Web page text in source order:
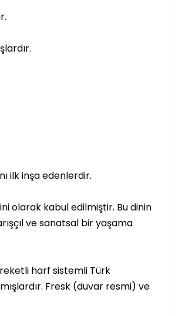
ilk inşa edenlerdir.
olarak kabul edilmiştir. Bu dinin
ve sanatsal bir yaşama
harf sistemli Türk
Fresk (duvar resmi) ve